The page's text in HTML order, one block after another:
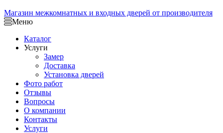
Магазин межкомнатных и входных дверей от производителя
Меню
Каталог
Услуги
Замер
Доставка
Установка дверей
Фото работ
Отзывы
Вопросы
О компании
Контакты
Услуги